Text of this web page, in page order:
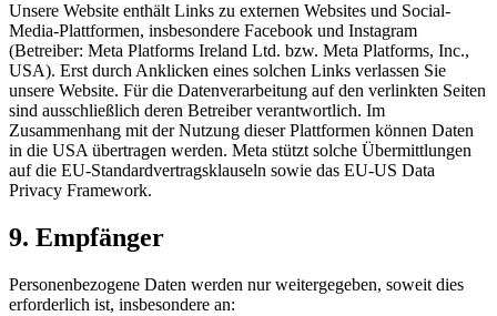
Unsere Website enthält Links zu externen Websites und Social-
Media-Plattformen, insbesondere Facebook und Instagram
(Betreiber: Meta Platforms Ireland Ltd. bzw. Meta Platforms, Inc.,
USA). Erst durch Anklicken eines solchen Links verlassen Sie
unsere Website. Für die Datenverarbeitung auf den verlinkten Seiten
sind ausschließlich deren Betreiber verantwortlich. Im
Zusammenhang mit der Nutzung dieser Plattformen können Daten
in die USA übertragen werden. Meta stützt solche Übermittlungen
auf die EU-Standardvertragsklauseln sowie das EU-US Data
Privacy Framework.
9. Empfänger
Personenbezogene Daten werden nur weitergegeben, soweit dies
erforderlich ist, insbesondere an: